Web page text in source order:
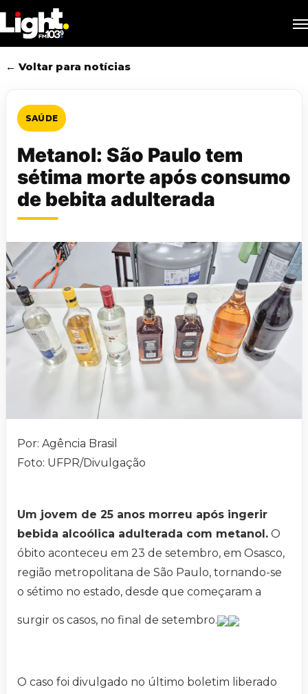
to
main
content
← Voltar para notícias
SAÚDE
Metanol: São Paulo tem
sétima morte após consumo
de bebita adulterada
Por: Agência Brasil
Foto: UFPR/Divulgação
Um jovem de 25 anos morreu após ingerir
bebida alcoólica adulterada com metanol. O
óbito aconteceu em 23 de setembro, em Osasco,
região metropolitana de São Paulo, tornando-se
o sétimo no estado, desde que começaram a
surgir os casos, no final de setembro.
O caso foi divulgado no último boletim liberado